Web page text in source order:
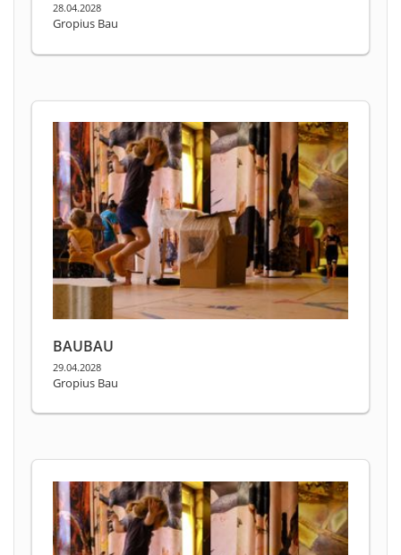
28.04.2028
Gropius Bau
BAUBAU
29.04.2028
Gropius Bau